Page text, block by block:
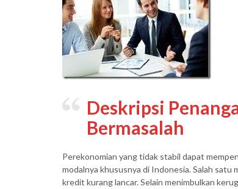
Deskripsi
Bermasalah
Perekonomian yang tidak stabil dapat
modalnya khususnya di Indonesia. Salah satu
kredit kurang lancar. Selain menimbulkan